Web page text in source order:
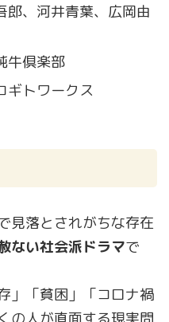
郎、河井青葉、広岡由
牛倶楽部
ギトワークス
見落とされがちな存在
ない社会派ドラマで
」「貧困」「コロナ禍